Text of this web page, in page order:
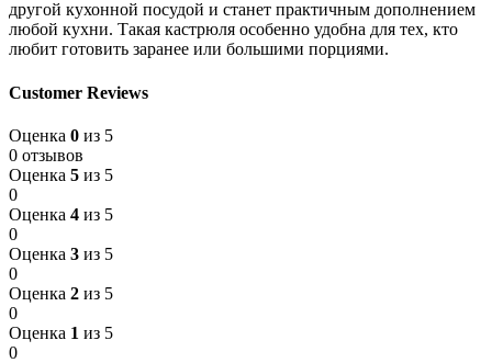
другой кухонной посудой и станет практичным дополнением
любой кухни. Такая кастрюля особенно удобна для тех, кто
любит готовить заранее или большими порциями.
Customer Reviews
Оценка 0 из 5
0 отзывов
Оценка 5 из 5
0
Оценка 4 из 5
0
Оценка 3 из 5
0
Оценка 2 из 5
0
Оценка 1 из 5
0